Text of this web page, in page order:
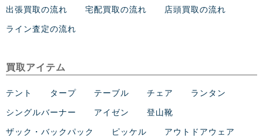
出張買取の流れ 宅配買取の流れ 店頭買取の流れ
ライン査定の流れ
買取アイテム
テント タープ テーブル チェア ランタン
シングルバーナー アイゼン 登山靴
ザック・バックパック ピッケル アウトドアウェア